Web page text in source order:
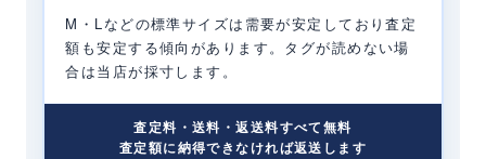
M・Lなどの標準サイズは需要が安定しており査定
額も安定する傾向があります。タグが読めない場
合は当店が採寸します。
査定料・送料・返送料すべて無料
査定額に納得できなければ返送します